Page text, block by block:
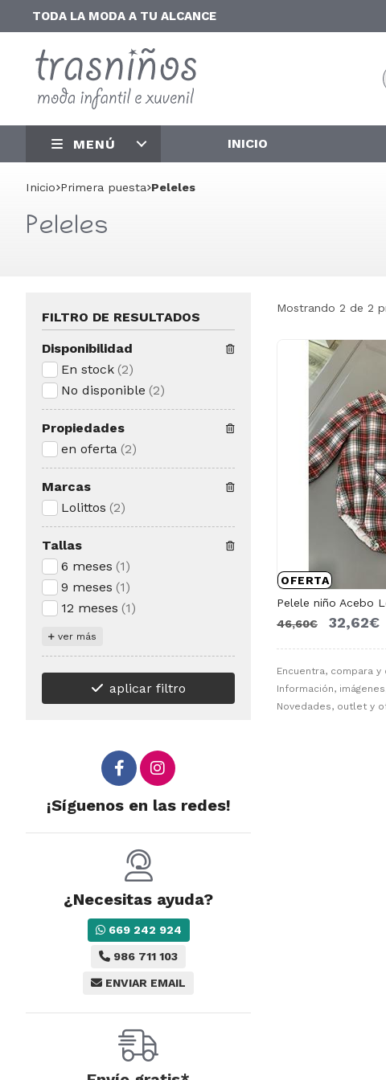
TODA LA MODA A TU ALCANCE
MENÚ INICIO
Inicio primera puesta Peleles
Peleles
Encuentra, compara
Información,
Novedades, outlet y
Mostrando 2 de 2
OFERTA
Pelele niño Acebo
46,60€
32,62€
FILTRO DE RESULTADOS
Disponibilidad
En stock (2)
No disponible (2)
Propiedades
en oferta (2)
Marcas
Lolittos (2)
Tallas
6 meses (1)
9 meses (1)
12 meses (1)
ver más
aplicar filtro
¡Síguenos en las redes!
¿Necesitas ayuda?
669 242 924
986 711 103
ENVIAR EMAIL